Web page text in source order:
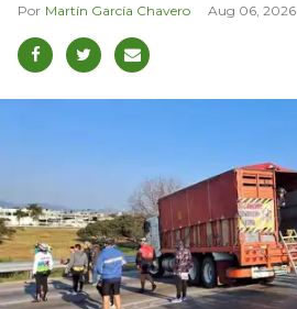
Martín García Chavero Aug 06, 2026